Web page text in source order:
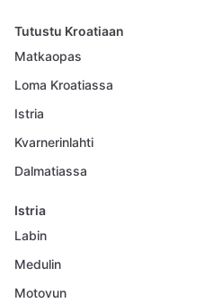
Tutustu Kroatiaan
Matkaopas
Loma Kroatiassa
Istria
Kvarnerinlahti
Dalmatiassa
Istria
Labin
Medulin
Motovun